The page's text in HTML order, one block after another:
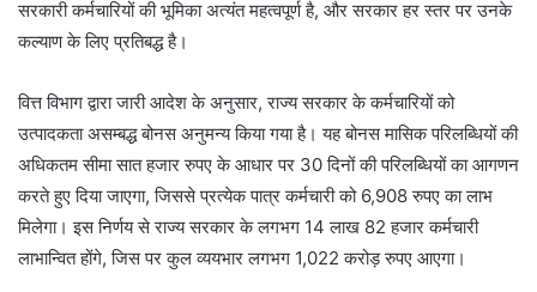
सरकारी कर्मचारियों की भूमिका अत्यंत महत्वपूर्ण है, और सरकार हर स्तर पर उनके
कल्याण के लिए प्रतिबद्ध है।
वित्त विभाग द्वारा जारी आदेश के अनुसार, राज्य सरकार के कर्मचारियों को
उत्पादकता असम्बद्ध बोनस अनुमन्य किया गया है। यह बोनस मासिक परिलब्धियों की
अधिकतम सीमा सात हजार रुपए के आधार पर 30 दिनों की परिलब्धियों का आगणन
करते हुए दिया जाएगा, जिससे प्रत्येक पात्र कर्मचारी को 6,908 रुपए का लाभ
मिलेगा। इस निर्णय से राज्य सरकार के लगभग 14 लाख 82 हजार कर्मचारी
लाभान्वित होंगे, जिस पर कुल व्ययभार लगभग 1,022 करोड़ रुपए आएगा।